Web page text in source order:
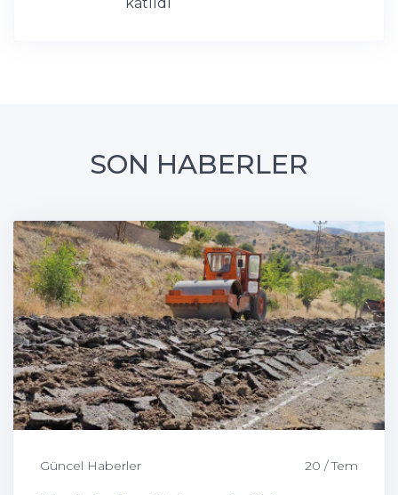
SON HABERLER
Güncel Haberler 20 / Tem